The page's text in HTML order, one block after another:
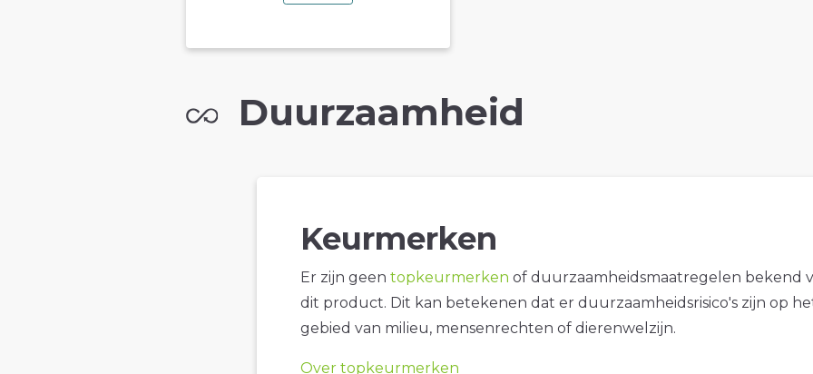
Duurzaamheid
Keurmerken
Er zijn geen topkeurmerken of duurzaamheidsmaatregelen bekend
dit product. Dit kan betekenen dat er duurzaamheidsrisico's zijn op
gebied van milieu, mensenrechten of dierenwelzijn.
Over topkeurmerken